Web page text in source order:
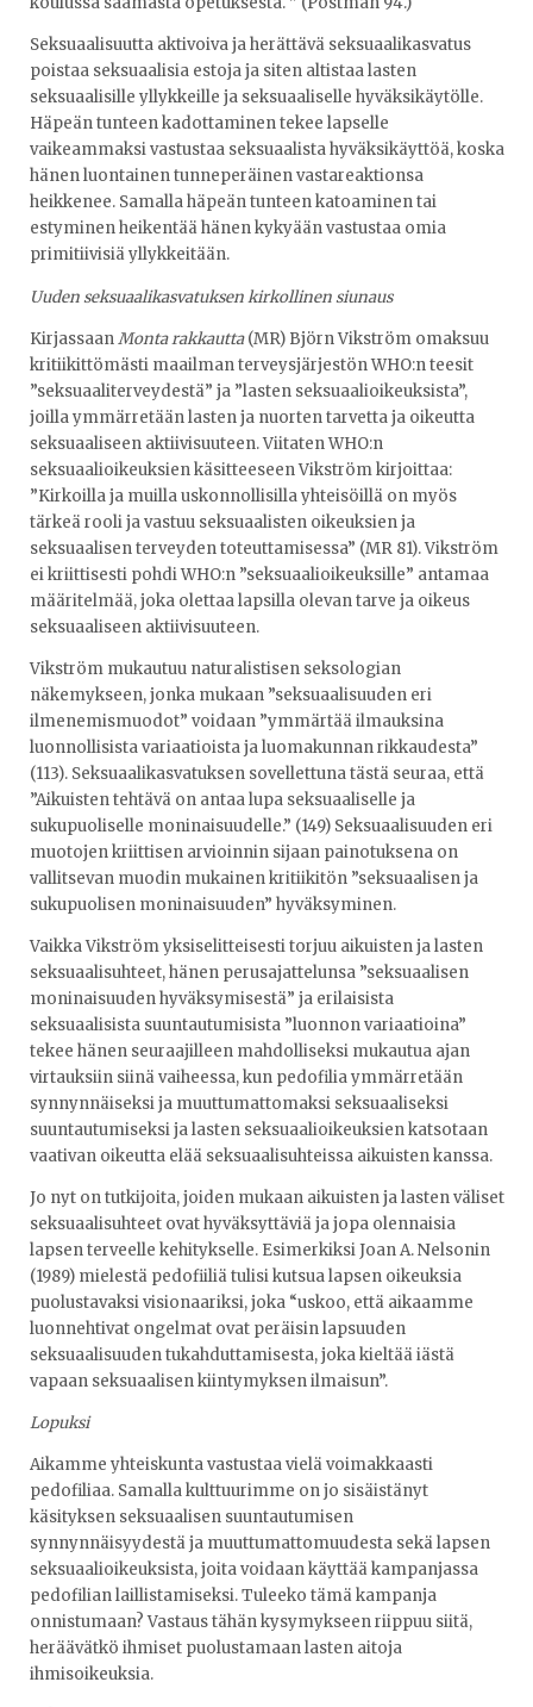
Seksuaalisuutta aktivoiva ja herättävä seksuaalikasvatus
poistaa seksuaalisia estoja ja siten altistaa lasten
seksuaalisille yllykkeille ja seksuaaliselle hyväksikäytölle.
Häpeän tunteen kadottaminen tekee lapselle
vaikeammaksi vastustaa seksuaalista hyväksikäyttöä, koska
hänen luontainen tunneperäinen vastareaktionsa
heikkenee. Samalla häpeän tunteen katoaminen tai
estyminen heikentää hänen kykyään vastustaa omia
primitiivisiä yllykkeitään.
Uuden seksuaalikasvatuksen kirkollinen siunaus
KirjassaanMonta rakkautta(MR) Björn Vikström omaksuu
kritiikittömästi maailman terveysjärjestön WHO:n teesit
”seksuaaliterveydestä” ja ”lasten seksuaalioikeuksista”,
joilla ymmärretään lasten ja nuorten tarvetta ja oikeutta
seksuaaliseen aktiivisuuteen. Viitaten WHO:n
seksuaalioikeuksien käsitteeseen Vikström kirjoittaa:
”Kirkoilla ja muilla uskonnollisilla yhteisöillä on myös
tärkeä rooli ja vastuu seksuaalisten oikeuksien ja
seksuaalisen terveyden toteuttamisessa” (MR 81). Vikström
ei kriittisesti pohdi WHO:n ”seksuaalioikeuksille” antamaa
määritelmää, joka olettaa lapsilla olevan tarve ja oikeus
seksuaaliseen aktiivisuuteen.
Vikström mukautuu naturalistisen seksologian
näkemykseen, jonka mukaan ”seksuaalisuuden eri
ilmenemismuodot” voidaan ”ymmärtää ilmauksina
luonnollisista variaatioista ja luomakunnan rikkaudesta”
(113). Seksuaalikasvatuksen sovellettuna tästä seuraa, että
”Aikuisten tehtävä on antaa lupa seksuaaliselle ja
sukupuoliselle moninaisuudelle.” (149) Seksuaalisuuden eri
muotojen kriittisen arvioinnin sijaan painotuksena on
vallitsevan muodin mukainen kritiikitön ”seksuaalisen ja
sukupuolisen moninaisuuden” hyväksyminen.
Vaikka Vikström yksiselitteisesti torjuu aikuisten ja lasten
seksuaalisuhteet, hänen perusajattelunsa ”seksuaalisen
moninaisuuden hyväksymisestä” ja erilaisista
seksuaalisista suuntautumisista ”luonnon variaatioina”
tekee hänen seuraajilleen mahdolliseksi mukautua ajan
virtauksiin siinä vaiheessa, kun pedofilia ymmärretään
synnynnäiseksi ja muuttumattomaksi seksuaaliseksi
suuntautumiseksi ja lasten seksuaalioikeuksien katsotaan
vaativan oikeutta elää seksuaalisuhteissa aikuisten kanssa.
Jo nyt on tutkijoita, joiden mukaan aikuisten ja lasten väliset
seksuaalisuhteet ovat hyväksyttäviä ja jopa olennaisia
lapsen terveelle kehitykselle. Esimerkiksi Joan A. Nelsonin
(1989) mielestä pedofiiliä tulisi kutsua lapsen oikeuksia
puolustavaksi visionaariksi, joka “uskoo, että aikaamme
luonnehtivat ongelmat ovat peräisin lapsuuden
seksuaalisuuden tukahduttamisesta, joka kieltää iästä
vapaan seksuaalisen kiintymyksen ilmaisun”.
Lopuksi
Aikamme yhteiskunta vastustaa vielä voimakkaasti
pedofiliaa. Samalla kulttuurimme on jo sisäistänyt
käsityksen seksuaalisen suuntautumisen
synnynnäisyydestä ja muuttumattomuudesta sekä lapsen
seksuaalioikeuksista, joita voidaan käyttää kampanjassa
pedofilian laillistamiseksi. Tuleeko tämä kampanja
onnistumaan? Vastaus tähän kysymykseen riippuu siitä,
heräävätkö ihmiset puolustamaan lasten aitoja
ihmisoikeuksia.